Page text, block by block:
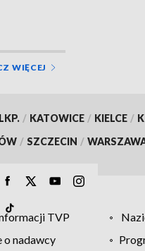
WIĘCEJ
/ KATOWICE / KIELCE /
/ SZCZECIN /
TVP
o nadawcy